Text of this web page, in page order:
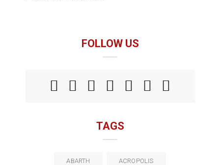
FOLLOW US
TAGS
ABARTH ACROPOLIS